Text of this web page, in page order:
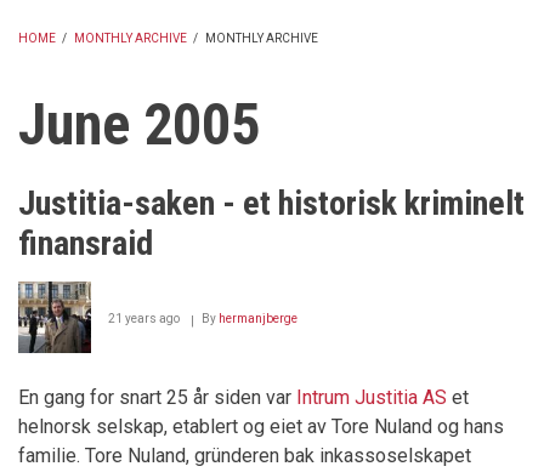
HOME / MONTHLY ARCHIVE / MONTHLY ARCHIVE
June 2005
Justitia-saken - et historisk kriminelt
finansraid
21 years ago By hermanjberge
En gang for snart 25 år siden var Intrum Justitia AS et
helnorsk selskap, etablert og eiet av Tore Nuland og hans
familie. Tore Nuland, gründeren bak inkassoselskapet